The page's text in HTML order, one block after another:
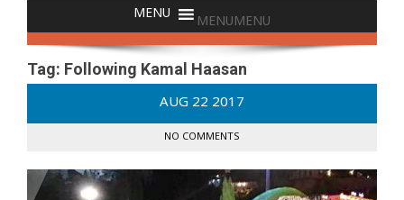
MENUMENU
Tag: Following Kamal Haasan
AUG 22 2017
NO COMMENTS